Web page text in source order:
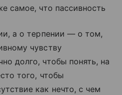
самое, что пассивность
а о терпении — о том,
чувству
долго, чтобы понять, на
того, чтобы
как нечто, с чем